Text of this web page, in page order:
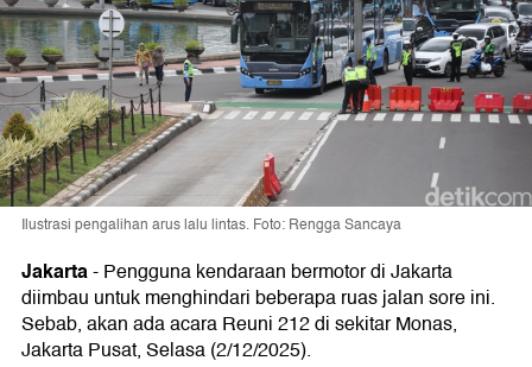
Ilustrasi pengalihan arus lalu lintas. Foto: Rengga Sancaya
Jakarta-Pengguna kendaraan bermotor di Jakarta
diimbau untuk menghindari beberapa ruas jalan sore ini.
Sebab, akan ada acara Reuni 212 di sekitar Monas,
Jakarta Pusat, Selasa (2/12/2025).